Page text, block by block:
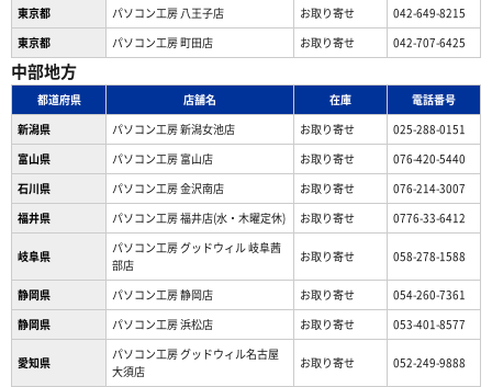
東京都
パソコン工房 八王子店 お取り寄せ
042-649-8215
東京都
パソコン工房 町田店 お取り寄せ 042-707-6425
中部地方
都道府県 店舗名 在庫
電話番号
新潟県
パソコン工房 新潟女池店 お取り寄せ
025-288-0151
富山県
パソコン工房 富山店 お取り寄せ
076-420-5440
石川県
パソコン工房 金沢南店 お取り寄せ
076-214-3007
福井県
パソコン工房 福井店(水・木曜定休) お取り寄せ 0776-33-6412
岐阜県
パソコン工房 グッドウィル 岐阜茜
部店
お取り寄せ 058-278-1588
静岡県 パソコン工房 静岡店 お取り寄せ
054-260-7361
静岡県
パソコン工房 浜松店 お取り寄せ 053-401-8577
愛知県
パソコン工房 グッドウィル名古屋
大須店
お取り寄せ 052-249-9888